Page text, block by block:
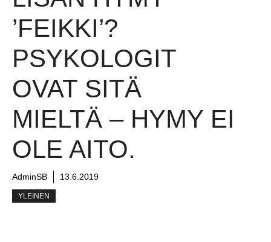
’FEIKKI’?
PSYKOLOGIT
OVAT SITÄ
MIELTÄ – HYMY EI
OLE AITO.
AdminSB 13.6.2019
YLEINEN